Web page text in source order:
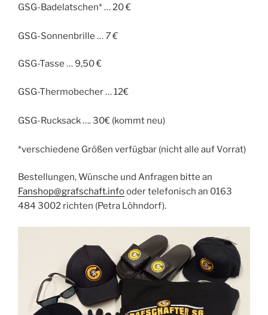
GSG-Badelatschen* … 20 €
GSG-Sonnenbrille … 7 €
GSG-Tasse … 9,50 €
GSG-Thermobecher … 12€
GSG-Rucksack …. 30€ (kommt neu)
*verschiedene Größen verfügbar (nicht alle auf Vorrat)
Bestellungen, Wünsche und Anfragen bitte an
Fanshop@grafschaft.infooder telefonisch an 0163
484 3002 richten (Petra Löhndorf).